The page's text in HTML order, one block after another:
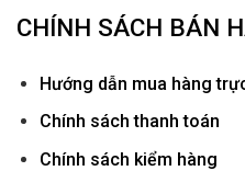
CHÍNH SÁCH BÁN
Hướng dẫn mua hàng
Chính sách thanh toán
Chính sách kiểm hàng